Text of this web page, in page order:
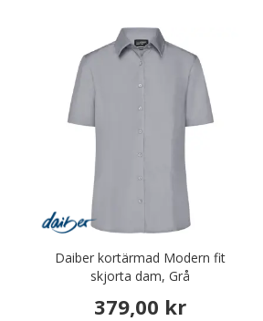
Daiber kortärmad Modern fit
skjorta dam, Grå
379,00 kr